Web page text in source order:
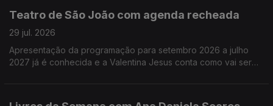
Teatro de São João com agenda recheada
29 jul. 2026
Apresentação da programação para setembro 2026 a julho
2027 já é conhecida e a Valentina Jesus conta como vai ser